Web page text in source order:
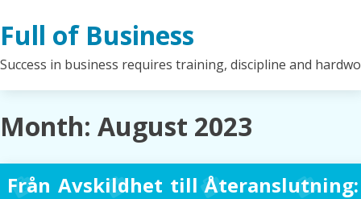
to
content
Full of Business
Success in business requires training, discipline and
Month: August 2023
Från Avskildhet till